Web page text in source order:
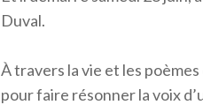
Duval.
À travers la vie et les
pour faire résonner la voix